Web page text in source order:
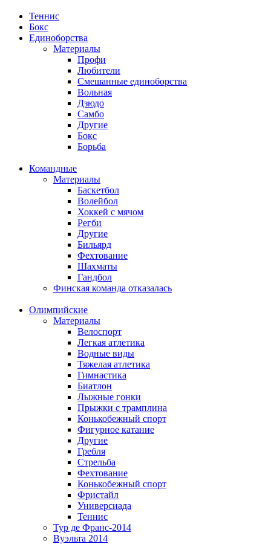
Теннис
Бокс
Единоборства
Материалы
Профи
Любители
Смешанные единоборства
Вольная
Дзюдо
Самбо
Другие
Бокс
Борьба
Командные
Материалы
Баскетбол
Волейбол
Хоккей с мячом
Регби
Другие
Бильярд
Фехтование
Шахматы
Гандбол
Финская команда отказалась
Олимпийские
Материалы
Велоспорт
Легкая атлетика
Водные виды
Тяжелая атлетика
Гимнастика
Биатлон
Лыжные гонки
Прыжки с трамплина
Конькобежный спорт
Фигурное катание
Другие
Гребля
Стрельба
Фехтование
Конькобежный спорт
Фристайл
Универсиада
Теннис
Тур де Франс-2014
Вуэльта 2014